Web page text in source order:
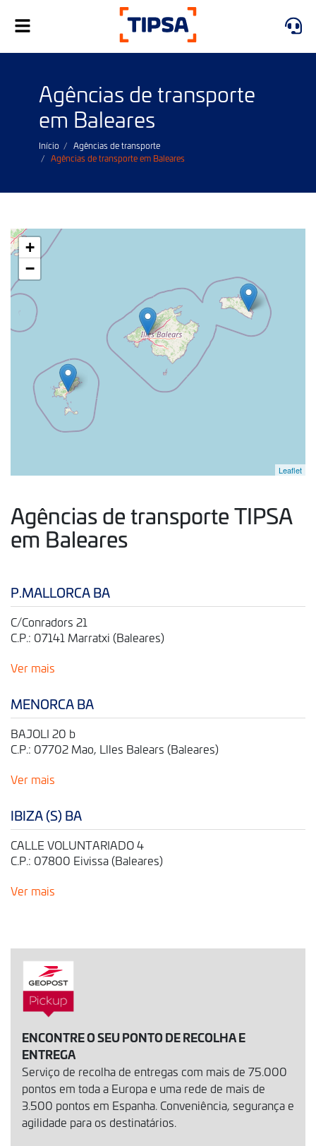
Toggle
navigation
Agências de transporte
em Baleares
Início
Agências de transporte
Agências de transporte em Baleares
+
−
Leaflet
Agências de transporte TIPSA
em Baleares
P.MALLORCA BA
C/Conradors 21
C.P.: 07141 Marratxi (Baleares)
Ver mais
MENORCA BA
BAJOLI 20 b
C.P.: 07702 Mao, Llles Balears (Baleares)
Ver mais
IBIZA (S) BA
CALLE VOLUNTARIADO 4
C.P.: 07800 Eivissa (Baleares)
Ver mais
ENCONTRE O SEU PONTO DE RECOLHA E
ENTREGA
Serviço de recolha de entregas com mais de 75.000
pontos em toda a Europa e uma rede de mais de
3.500 pontos em Espanha. Conveniência, segurança e
agilidade para os destinatários.